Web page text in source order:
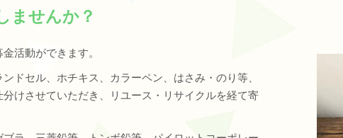
ませんか？
活動ができます。
ドセル、ホチキス、カラーペン、はさみ・のり等、
けさせていただき、リユース・リサイクルを経て寄